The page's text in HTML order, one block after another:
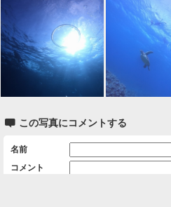
 この写真にコメントする
名前
コメント